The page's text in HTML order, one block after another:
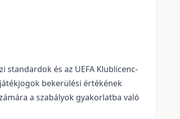
és az UEFA Klublicenc-
bekerülési értékének
a szabályok gyakorlatba való